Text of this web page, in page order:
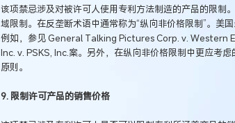
该项禁忌涉及对被许可人使用专利方法制造的产品的限制
域限制。在反垄断术语中通常称为“纵向非价格限制”。美
例如，参见 General Talking Pictures Corp. v.
Inc. v. PSKS, Inc.案。另外，在纵向非价格限制中更应考
原则。
9. 限制许可产品的销售价格